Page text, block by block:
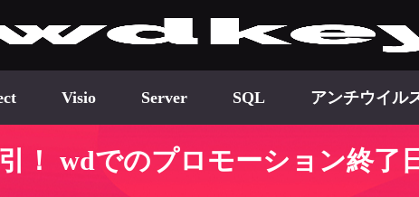
Visio Server SQL アンチウイル
！ wdでのプロモーション終了